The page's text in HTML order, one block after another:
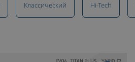
Классический Hi-Tech